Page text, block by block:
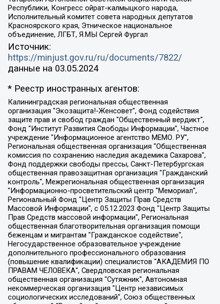
Республики, Конгресс ойрат-калмыцкого народа,
Исполнительный комитет совета народных депутатов
Красноярского края, Этническое национальное
объединение, ЛГБТ, Я.МЫ Сергей Фургал
Источник:
https://minjust.gov.ru/ru/documents/7822/
данные на 03.05.2024
* Реестр иностранных агентов:
Калининградская региональная общественная организация "Экозащита!-Женсовет", Фонд содействия защите прав и свобод граждан "Общественный вердикт", Фонд "Институт Развития Свободы Информации", Частное учреждение "Информационное агентство МЕМО. РУ", Региональная общественная организация "Общественная комиссия по сохранению наследия академика Сахарова", Фонд поддержки свободы прессы, Санкт-Петербургская общественная правозащитная организация "Гражданский контроль", Межрегиональная общественная организация "Информационно-просветительский центр "Мемориал", Региональный Фонд "Центр Защиты Прав Средств Массовой Информации", с 05.12.2023 Фонд "Центр Защиты Прав Средств массовой информации", Региональная общественная благотворительная организация помощи беженцам и мигрантам "Гражданское содействие", Негосударственное образовательное учреждение дополнительного профессионального образования (повышение квалификации) специалистов "АКАДЕМИЯ ПО ПРАВАМ ЧЕЛОВЕКА", Свердловская региональная общественная организация "Сутяжник", Автономная некоммерческая организация "Центр независимых социологических исследований", Союз общественных объединений "Российский исследовательский центр по правам человека", Региональное общественное учреждение научно-информационный центр "МЕМОРИАЛ", Некоммерческая организация "Фонд защиты гласности", Автономная некоммерческая организация "Институт прав человека", Городская общественная организация "Екатеринбургское общество "МЕМОРИАЛ", Городская общественная организация "Рязанское историко-просветительское и правозащитное общество "Мемориал" (Рязанский Мемориал), Челябинский региональный орган общественной самодеятельности – женское общественное объединение "Женщины Евразии", Челябинский региональный орган общественной самодеятельности "Уральская правозащитная группа", Фонд содействия защите здоровья и социальной справедливости имени Андрея Рылькова, Автономная Некоммерческая Организация "Аналитический Центр Юрия Левады", Автономная некоммерческая организация социальной поддержки населения "Проект Апрель", Региональная общественная организация помощи женщинам и детям, находящимся в кризисной ситуации "Информационно-методический центр "Анна", Фонд содействия развитию массовых коммуникаций и правовому просвещению "Так-так-Так", Фонд содействия устойчивому развитию "Серебряная тайга", Свердловский региональный общественный фонд социальных проектов "Новое время", "Idel.Реалии", Кавказ.Реалии, Крым.Реалии, Телеканал Настоящее Время, Татаро-башкирская служба Радио Свобода (Azatliq Radiosi), Радио Свободная Европа/Радио Свобода (PCE/PC), "Сибирь.Реалии", "Фактограф", Благотворительный фонд помощи осужденным и их семьям, Автономная некоммерческая организация "Институт глобализации и социальных движений", Фонд "В защиту прав заключенных", Частное учреждение "Центр поддержки и содействия развитию средств массовой информации", Пензенский региональный общественный благотворительный фонд "Гражданский союз", "Север.Реалии", Некоммерческая организация Фонд "Правовая инициатива", Общество с ограниченной ответственностью "Радио Свободная Европа/Радио Свобода", Чешское информационное агентство "MEDIUM-ORIENT", Красноярская региональная общественная организация "Мы против СПИДа", Камалягин Денис Николаевич, Маркелов Сергей Евгеньевич, Пономарев Лев Александрович, Савицкая Людмила Алексеевна, Автономная некоммерческая организация "Центр по работе с проблемой насилия "НАСИЛИЮ.НЕТ", Межрегиональный профессиональный союз работников здравоохранения "Альянс врачей", Юридическое лицо, зарегистрированное в Латвийской Республике, SIA "Medusa Project" (регистрационный номер 40103797863, дата регистрации 10.06.2014), Некоммерческая организация "Фонд по борьбе с коррупцией", Автономная некоммерческая организация "Институт права и публичной политики", Баданин Роман Сергеевич, Гликин Максим Александрович, Железнова Мария Михайловна, Лукьянова Юлия Сергеевна, Маетная Елизавета Витальевна, Маняхин Петр Борисович, Чуракова Ольга Владимировна, Ярош Юлия Петровна, Юридическое лицо "The Insider SIA", зарегистрированное в Риге, Латвийская Республика (дата регистрации 26.06.2015), являющееся администратором доменного имени интернет-издания "The Insider SIA", https://theins.ru, Постернак Алексей Евгеньевич, Рубин Михаил Аркадьевич, Анин Роман Александрович, Юридическое лицо Istories fonds, зарегистрированное в Латвийской Республике (регистрационный номер 50008295751, дата регистрации 24.02.2020), Великовский Дмитрий Александрович, Долинина Ирина Николаевна, Мароховская Алеся Алексеевна, Шлейнов Роман Юрьевич, Шмагун Олеся Валентиновна, Общество с ограниченной ответственностью "Альтаир 2021", Общество с ограниченной ответственностью "Вега 2021", Общество с ограниченной ответственностью "Главный редактор 2021", Общество с ограниченной ответственностью "Ромашки монолит", Важенков Артем Валерьевич, Ивановская областная общественная организация "Центр гендерных исследований", Гурман Юрий Альбертович, Медиапроект "ОВД-Инфо", Егоров Владимир Владимирович, Жилинский Владимир Александрович, Общество с ограниченной ответственностью "ЗП", Иванова София Юрьевна, Карезина Инна Павловна, Кильтау Екатерина Викторовна, Петров Алексей Викторович, Пискунов Сергей Евгеньевич, Смирнов Сергей Сергеевич, Тихонов Михаил Сергеевич, Общество с ограниченной ответственностью "ЖУРНАЛИСТ-ИНОСТРАННЫЙ АГЕНТ", Арапова Галина Юрьевна, Вольтская Татьяна Анатольевна, Американская компания "Mason G.E.S. Anonymous Foundation" (США), являющаяся владельцем интернет-издания https://mnews.world/, Компания "Stichting Bellingcat", зарегистрированная в Нидерландах (дата регистрации 11.07.2018), Захаров Андрей Вячеславович, Клепиковская Екатерина Дмитриевна, Общество с ограниченной ответственностью "МЕМО", Перл Роман Александрович, Симонов Евгений Алексеевич, Соловьева Елена Анатольевна, Сотников Даниил Владимирович, Сурначева Елизавета Дмитриевна, Автономная некоммерческая организация по защите прав человека и информированию населения "Якутия – Наше Мнение", Общество с ограниченной ответственностью "Москоу диджитал медиа", с 26.01.2023 Общество с ограниченной ответственностью "Чайка Белые сады", Ветошкина Валерия Валерьевна, Заговора Максим Александрович, Межрегиональное общественное движение "Российская ЛГБТ - сеть", Оленичев Максим Владимирович, Павлов Иван Юрьевич, Скворцова Елена Сергеевна, Общество с ограниченной ответственностью "Как бы инагент", Кочетков Игорь Викторович, Общество с ограниченной ответственностью "Честные выборы", Еланчик Олег Александрович, Общество с ограниченной ответственностью "Нобелевский призыв", Гималова Регина Эмилевна, Григорьев Андрей Валерьевич, Григорьева Алина Александровна, Ассоциация по содействию защите прав призывников, альтернативнослужащих и военнослужащих "Правозащитная группа "Гражданин.Армия.Право", Хисамова Регина Фаритовна, Автономная некоммерческая организация по реализации социально-правовых программ "Лилит", Дальневосточное общественное движение "Маяк", Санкт-Петербургская ЛГБТ-инициативная группа "Выход", Инициативная группа ЛГБТ+ "Реверс", Алексеев Андрей Викторович, Бекбулатова Таисия Львовна, Беляев Иван Михайлович, Владыкина Елена Сергеевна, Гельман Марат Александрович, Никульшина Вероника Юрьевна, Толоконникова Надежда Андреевна, Шендерович Виктор Анатольевич, Общество с ограниченной ответственностью "Данное сообщение", Общество с ограниченной ответственностью Издательский дом "Новая глава", Айнбиндер Александра Александровна, Московский комьюнити-центр для ЛГБТ+инициатив, Благотворительный фонд развития филантропии, Deutsche Welle (Германия, Kurt-Schumacher-Strasse 3, 53113 Bonn), Борзунова Мария Михайловна, Воробьев Виктор Викторович, Голубева Анна Львовна, Константинова Алла Михайловна, Малкова Ирина Владимировна, Мурадов Мурад Абдулгалимович, Осетинская Елизавета Николаевна, Понасенков Евгений Николаевич, Ганапольский Матвей Юрьевич, Киселев Евгений Алексеевич, Борухович Ирина Григорьевна, Дремин Иван Тимофеевич, Дубровский Дмитрий Викторович, Красноярская региональная общественная организация поддержки и развития альтернативных образовательных технологий и межкультурных коммуникаций "ИНТЕРРА", Маяковская Екатерина Алексеевна, Фейгин Марк Захарович, Филимонов Андрей Викторович, Дзугкоева Регина Николаевна, Доброхотов Роман Александрович, Дудь Юрий Александрович, Елкин Сергей Владимирович, Кругликов Кирилл Игоревич, Сабунаева Мария Леонидовна, Семенов Алексей Владимирович, Шаинян Карен Багратович, Шульман Екатерина Михайловна, Асафьев Артур Валерьевич, Вахштайн Виктор Семенович, Венедиктов Алексей Алексеевич, Лушникова Екатерина Евгеньевна, Волков Леонид Михайлович, Невзоров Александр Глебович, Пархоменко Сергей Борисович, Сироткин Ярослав Николаевич, Кара-Мурза Владимир Владимирович, Баранова Наталья Владимировна, Гозман Леонид Яковлевич, Кагарлицкий Борис Юльевич, Климарев Михаил Валерьевич, Милов Владимир Станиславович, Автономная некоммерческая организация Краснодарский центр современного искусства "Типография", Моргенштерн Алишер Тагирович, Соболь Любовь Эдуардовна, Общество с ограниченной ответственностью "ЛИЗА НОРМ", Каспаров Гарри Кимович, Ходорковский Михаил Борисович, Общество с ограниченной ответственностью "Апрельские тезисы", Данилович Ирина Брониславовна, Кашин Олег Владимирович, Петров Николай Владимирович, Пивоваров Алексей Владимирович, Соколов Михаил Владимирович, Цветкова Юлия Владимировна, Чичваркин Евгений Александрович, Комитет против пыток/Команда против пыток, Общество с ограниченной ответственностью "Первый научный", Общество с ограниченной ответственностью "Вертолет и ко", Белоцерковская Вероника Борисовна, Кац Максим Евгеньевич, Лазарева Татьяна Юрьевна, Шаведдинов Руслан Табризович, Яшин Илья Валерьевич, Общество с ограниченной ответственностью "Иноагент ААВ", Алешковский Дмитрий Петрович, Альбац Евгения Марковна, Быков Дмитрий Львович, Галямина Юлия Евгеньевна, Лойко Сергей Леонидович, Мартынов Кирилл Константинович, Медведев Сергей Александрович, Крашенинников Федор Геннадиевич, Гордеева Катерина Вл